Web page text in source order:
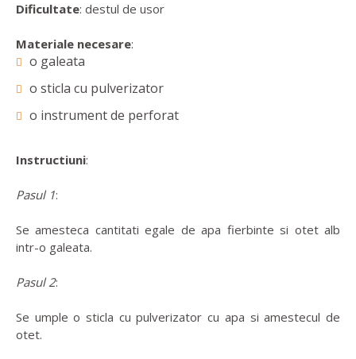
Dificultate: destul de usor
Materiale necesare:
o galeata
o sticla cu pulverizator
o instrument de perforat
Instructiuni:
Pasul 1:
Se amesteca cantitati egale de apa fierbinte si otet alb
intr-o galeata.
Pasul 2:
Se umple o sticla cu pulverizator cu apa si amestecul de
otet.